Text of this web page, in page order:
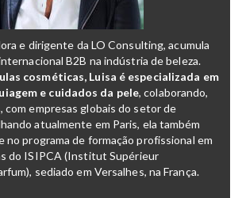
e dirigente da LO Consulting, acumula
B2B na indústria de beleza.
cosméticas, Luisa é especializada em
e cuidados da pele, colaborando,
com empresas globais do setor de
atualmente em Paris, ela também
no programa de formação profissional em
do ISIPCA (Institut Supérieur
sediado em Versalhes, na França.